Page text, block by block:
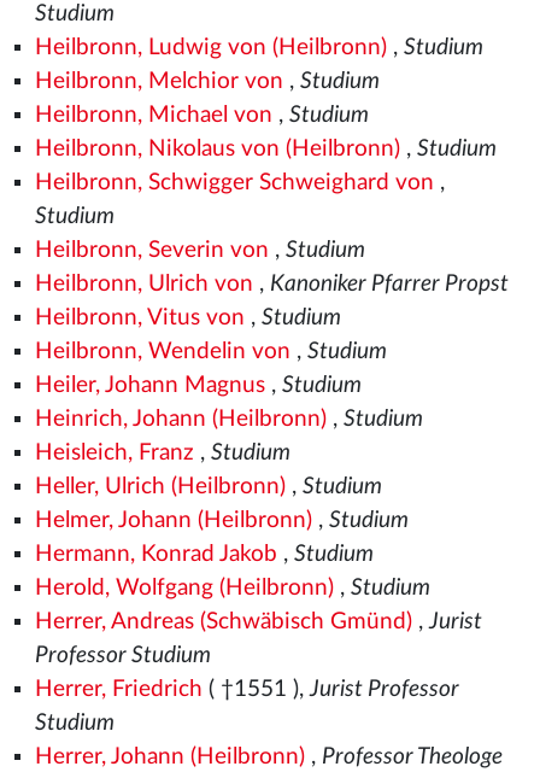
Studium
Heilbronn, Ludwig von (Heilbronn), Studium
Heilbronn, Melchior von , Studium
Heilbronn, Michael von , Studium
Heilbronn, Nikolaus von (Heilbronn), Studium
Heilbronn, Schwigger Schweighard von ,
Studium
Heilbronn, Severin von , Studium
Heilbronn, Ulrich von , Kanoniker Pfarrer Propst
Heilbronn, Vitus von , Studium
Heilbronn, Wendelin von , Studium
Heiler, Johann Magnus, Studium
Heinrich, Johann (Heilbronn), Studium
Heisleich, Franz , Studium
Heller, Ulrich (Heilbronn), Studium
Helmer, Johann (Heilbronn), Studium
Hermann, Konrad Jakob , Studium
Herold, Wolfgang (Heilbronn), Studium
Herrer, Andreas (Schwäbisch Gmünd),Jurist
Professor Studium
Herrer, Friedrich ( †1551 ),Jurist Professor
Studium
Herrer, Johann (Heilbronn), Professor Theologe